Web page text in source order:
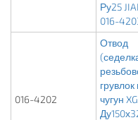
Ру25
016-
016-4202
Отвод
грувлок
чугун